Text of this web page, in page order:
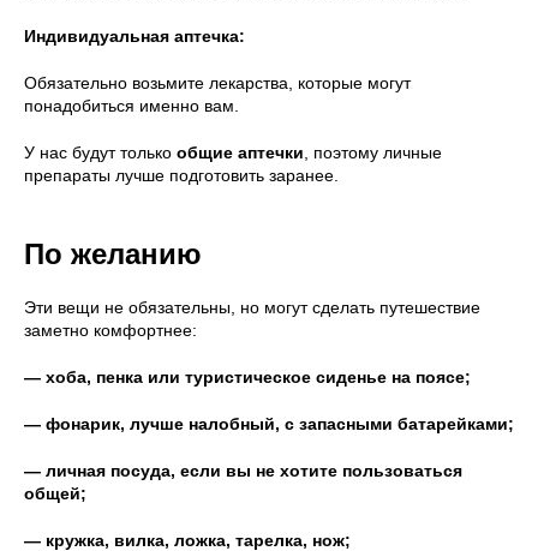
Индивидуальная аптечка:
Обязательно возьмите лекарства, которые могут
понадобиться именно вам.
У нас будут только общие аптечки , поэтому личные
препараты лучше подготовить заранее.
По желанию
Эти вещи не обязательны, но могут сделать путешествие
заметно комфортнее:
— хоба, пенка или туристическое сиденье на поясе;
— фонарик, лучше налобный, с запасными батарейками;
— личная посуда, если вы не хотите пользоваться
общей;
— кружка, вилка, ложка, тарелка, нож;